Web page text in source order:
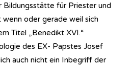
Bildungsstätte für Priester und
oder gerade weil sich
Titel „Benedikt XVI.“
des EX- Papstes Josef
auch nicht ein Inbegriff der